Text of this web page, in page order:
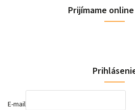
Prijímame
E-mail